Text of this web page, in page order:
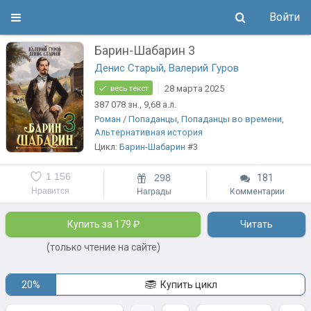
Войти
Барин-Шабарин 3
Денис Старый,Валерий Гуров
весь текст
28 марта 2025
387 078 зн., 9,68 а.л.
Роман /Попаданцы,Попаданцы во времени,
Альтернативная история
Цикл:Барин-Шабарин #3
Нравится
1 156 298
Награды
181
Комментарии
Купить за 179 ₽
(только чтение на сайте)
Читать
20% Купить цикл